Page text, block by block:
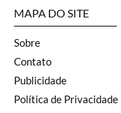
MAPA DO SITE
Sobre
Contato
Publicidade
Política de Privacidade